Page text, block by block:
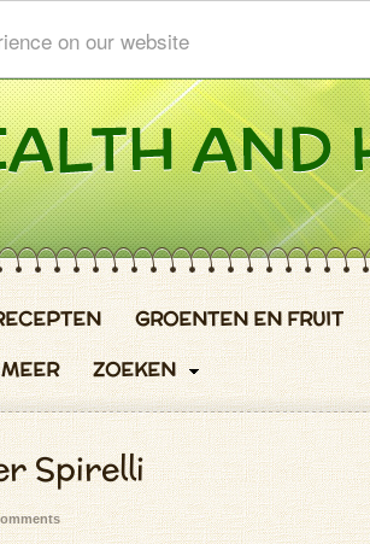
on our website
GROENTEN EN FRUIT
MEER ZOEKEN
Spirelli